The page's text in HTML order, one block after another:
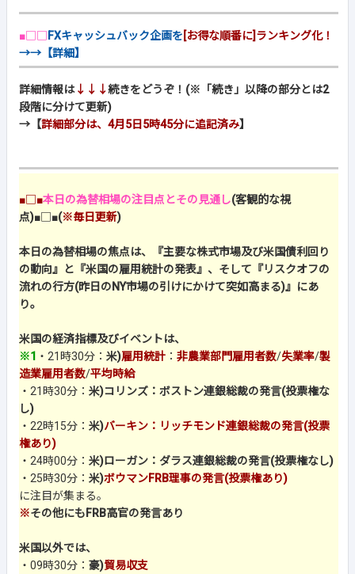
■□□ FXキャッシュバック企画を [お得な順番に]ランキング化！
→→【詳細】
詳細情報は↓↓↓続きをどうぞ！(※「続き」以降の部分とは2
段階に分けて更新)
→【詳細部分は、4月5日5時45分に追記済み】
■□■本日の為替相場の注目点とその見通し(客観的な視
点)■□■(※毎日更新)
本日の為替相場の焦点は、『主要な株式市場及び米国債利回り
の動向』と『米国の雇用統計の発表』、そして『リスクオフの
流れの行方(昨日のNY市場の引けにかけて突如高まる)』にあ
り。
米国の経済指標及びイベントは、
※1 ・21時30分： 米)雇用統計 ： 非農業部門雇用者数/失業率/製
造業雇用者数/平均時給
・21時30分： 米)コリンズ：ボストン連銀総裁の発言(投票権な
し)
・22時15分： 米)バーキン：リッチモンド連銀総裁の発言(投票
権あり)
・24時00分： 米)ローガン：ダラス連銀総裁の発言(投票権なし)
・25時30分： 米)ボウマンFRB理事の発言(投票権あり)
に注目が集まる。
※その他にもFRB高官の発言あり
米国以外では、
・09時30分： 豪)貿易収支